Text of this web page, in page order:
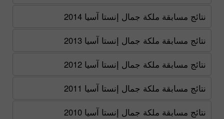
نتائج مسابقة ملكة جمال إنستا آسيا 2014
نتائج مسابقة ملكة جمال إنستا آسيا 2013
نتائج مسابقة ملكة جمال إنستا آسيا 2012
نتائج مسابقة ملكة جمال إنستا آسيا 2011
نتائج مسابقة ملكة جمال إنستا آسيا 2010